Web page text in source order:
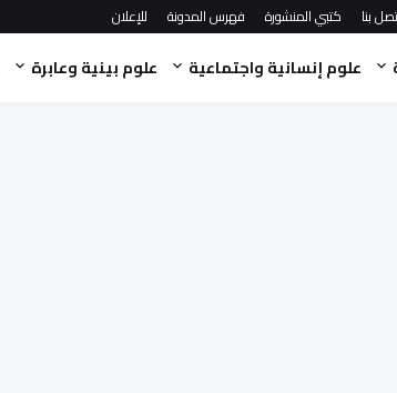
بنا كتبي المنشورة فهرس المدونة للإعلان
علوم إنسانية واجتماعية علوم بينية وعابرة